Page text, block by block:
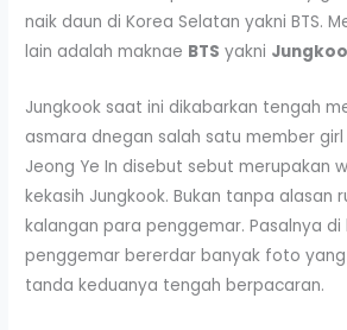
naik daun di Korea Selatan yakni BTS.
lain adalah maknae BTS yakni
Jungkook saat ini dikabarkan tengah
asmara dnegan salah satu member girl
Jeong Ye In disebut sebut merupakan
kekasih Jungkook. Bukan tanpa alasan
kalangan para penggemar. Pasalnya
penggemar bererdar banyak foto yang
tanda keduanya tengah berpacaran.